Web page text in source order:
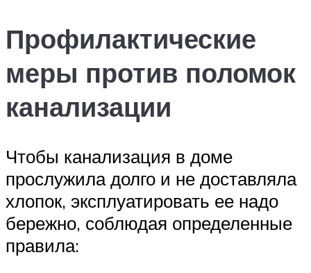
Профилактические
меры против поломок
канализации
Чтобы канализация в доме
прослужила долго и не доставляла
хлопок, эксплуатировать ее надо
бережно, соблюдая определенные
правила: